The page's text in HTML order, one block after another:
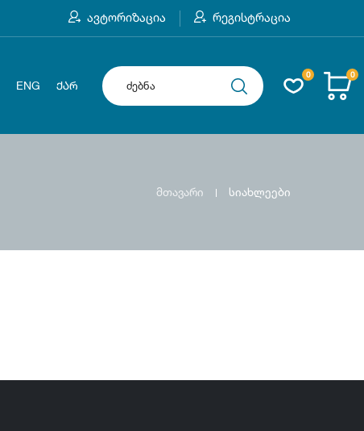
ავტორიზაცია რეგისტრაცია
ENG ᲥᲐᲠ
0 0
მთავარი სიახლეები